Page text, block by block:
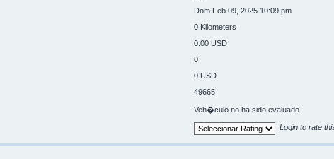
Dom Feb 09, 2025 10:09 pm
0 Kilometers
0.00 USD
0
0 USD
49665
Veh�culo no ha sido evaluado
Login to rate